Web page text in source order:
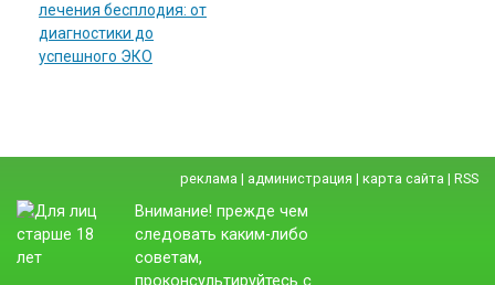
лечения бесплодия: от
диагностики до
успешного ЭКО
реклама | администрация | карта сайта | RSS
Внимание! прежде чем
следовать каким-либо
советам,
проконсультируйтесь с